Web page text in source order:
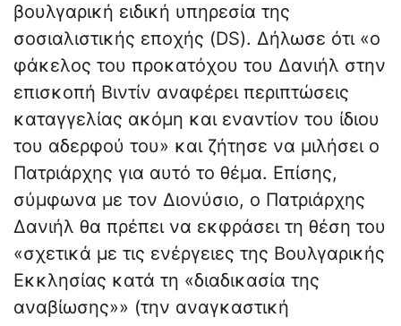
βουλγαρική ειδική υπηρεσία της
σοσιαλιστικής εποχής (DS). Δήλωσε ότι «ο
φάκελος του προκατόχου του Δανιήλ στην
επισκοπή Βιντίν αναφέρει περιπτώσεις
καταγγελίας ακόμη και εναντίον του ίδιου
του αδερφού του» και ζήτησε να μιλήσει ο
Πατριάρχης για αυτό το θέμα. Επίσης,
σύμφωνα με τον Διονύσιο, ο Πατριάρχης
Δανιήλ θα πρέπει να εκφράσει τη θέση του
«σχετικά με τις ενέργειες της Βουλγαρικής
Εκκλησίας κατά τη «διαδικασία της
αναβίωσης»» (την αναγκαστική